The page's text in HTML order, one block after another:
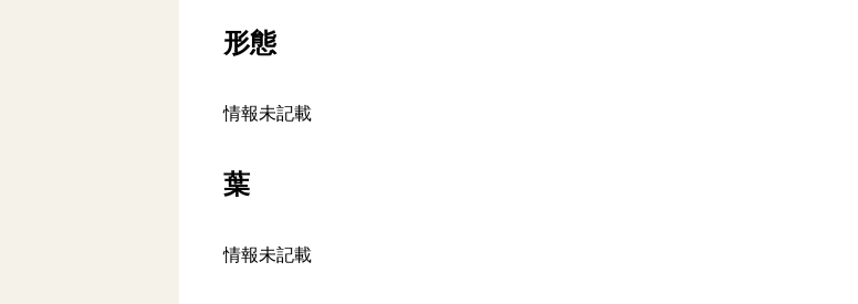
形態
情報未記載
葉
情報未記載